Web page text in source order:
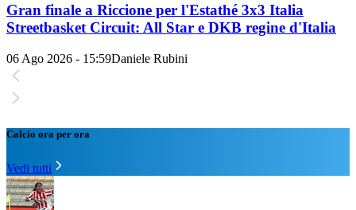
Gran finale a Riccione per l'Estathé 3x3 Italia
Streetbasket Circuit: All Star e DKB regine d'Italia
06 Ago 2026 - 15:59Daniele Rubini
Calcio ora per ora
Vedi tutti